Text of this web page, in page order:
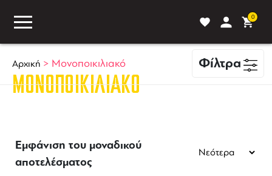
0
Αρχική > Μονοποικιλιακό Φίλτρα
ΜΟΝΟΠΟΙΚΙΛΙΑΚΌ
Εμφάνιση του μοναδικού
αποτελέσματος